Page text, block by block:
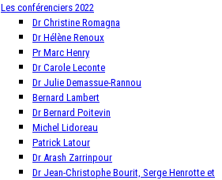
Les conférenciers 2022
Dr Christine Romagna
Dr Hélène Renoux
Pr Marc Henry
Dr Carole Leconte
Dr Julie Demassue-Rannou
Bernard Lambert
Dr Bernard Poitevin
Michel Lidoreau
Patrick Latour
Dr Arash Zarrinpour
Dr Jean-Christophe Bourit, Serge Henrotte et